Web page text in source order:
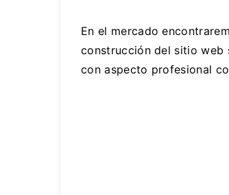
En el mercado
construcción del sitio web
con aspecto profesional